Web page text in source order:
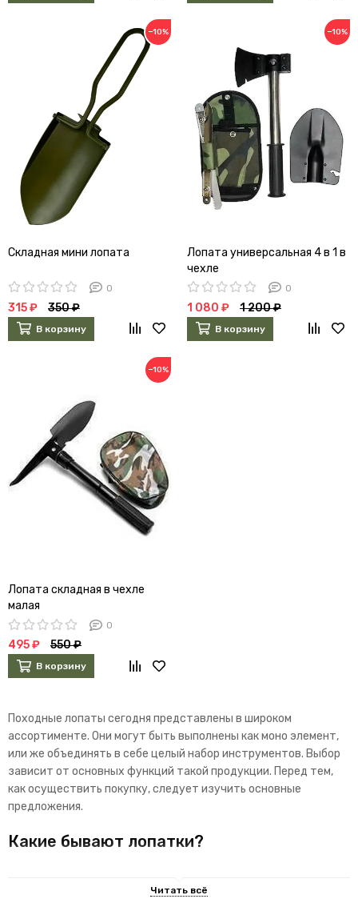
−10%
Складная мини лопата
0
315 ₽ 350 ₽
В корзину
−10%
Лопата универсальная 4 в 1 в
чехле
0
1 080 ₽ 1 200 ₽
В корзину
−10%
Лопата складная в чехле
малая
0
495 ₽ 550 ₽
В корзину
Походные лопаты сегодня представлены в широком
ассортименте. Они могут быть выполнены как моно элемент,
или же объединять в себе целый набор инструментов. Выбор
зависит от основных функций такой продукции. Перед тем,
как осуществить покупку, следует изучить основные
предложения.
Какие бывают лопатки?
можно выделить несколько основных видов изделий: